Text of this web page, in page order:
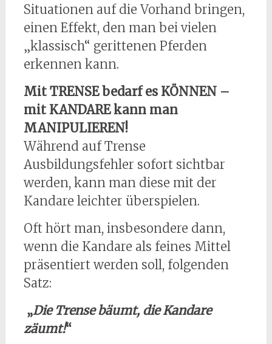
Situationen auf die Vorhand bringen,
einen Effekt, den man bei vielen
„klassisch“ gerittenen Pferden
erkennen kann.
Mit TRENSE bedarf es KÖNNEN –
mit KANDARE kann man
MANIPULIEREN!
Während auf Trense
Ausbildungsfehler sofort sichtbar
werden, kann man diese mit der
Kandare leichter überspielen.
Oft hört man, insbesondere dann,
wenn die Kandare als feines Mittel
präsentiert werden soll, folgenden
Satz:
„Die Trense bäumt, die Kandare
zäumt!“